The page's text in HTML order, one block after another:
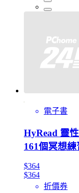
電子書
HyRead 靈
161個冥想
$364
$364
折價券